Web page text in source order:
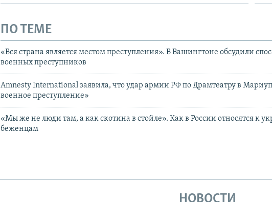
ПО ТЕМЕ
«Вся страна является местом преступления». В Вашингтоне обсудили
военных преступников
Amnesty International заявила, что удар армии РФ по Драмтеатру в
военное преступление»
«Мы же не люди там, а как скотина в стойле». Как в России относятся к
беженцам
НОВОСТИ